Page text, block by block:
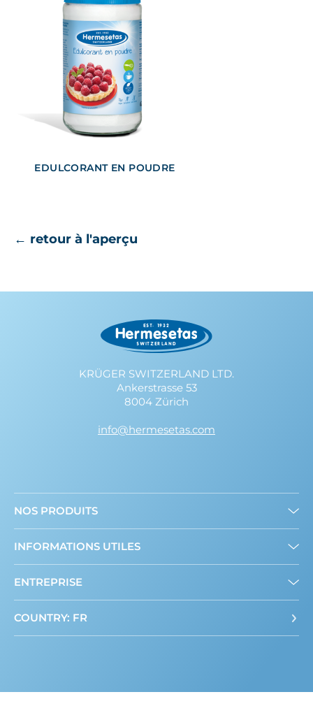
EDULCORANT EN POUDRE
← retour à l'aperçu
KRÜGER SWITZERLAND LTD.
Ankerstrasse 53
8004 Zürich
info@hermesetas.com
NOS PRODUITS
Edulcorant en poudre
INFORMATIONS UTILES
ENTREPRISE
COUNTRY: FR